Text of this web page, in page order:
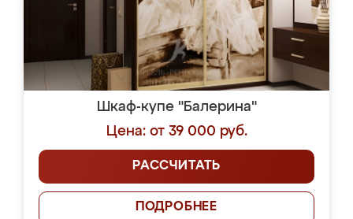
Шкаф-купе "Балерина"
Цена: от 39 000 руб.
РАССЧИТАТЬ
ПОДРОБНЕЕ